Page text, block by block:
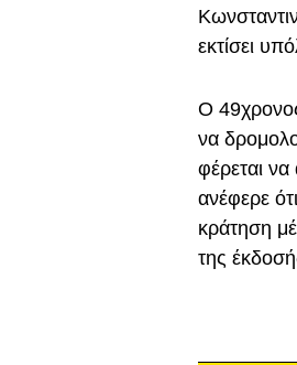
εκτίσει
Ο
να
φέρεται να
ανέφερε
κράτηση
της